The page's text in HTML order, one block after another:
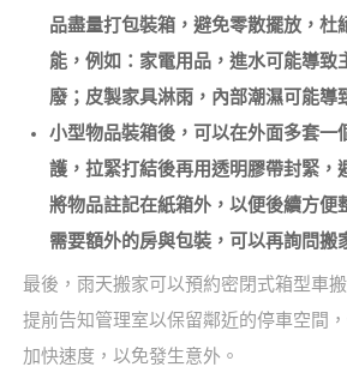
品盡量打包裝箱，避免零散擺放，杜
能，例如：家電用品，進水可能導致
廢；皮製家具淋雨，內部潮濕可能導
小型物品裝箱後，可以在外面多套一
護，拉緊打結後再用透明膠帶封緊，
將物品註記在紙箱外，以便後續方便
需要額外的房與包裝，可以再詢問搬
最後，雨天搬家可以預約密閉式箱型車
提前告知管理室以保留鄰近的停車空間
加快速度，以免發生意外。